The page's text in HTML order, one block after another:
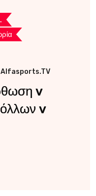
Alfasports.TV
v
v